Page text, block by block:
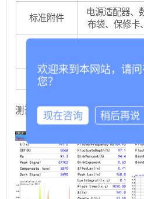
标准附件
电源适配器、
布袋、保修卡
138.5mm（
主机重量
测试界面
欢迎来到本网站，请
您？
现在咨询 稍后再说